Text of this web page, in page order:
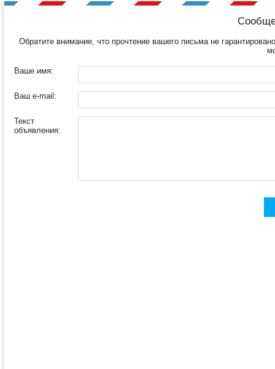
Обратите внимание, что прочтение вашего письма не
Ваше имя:
Ваш e-mail:
Текст
объявления: